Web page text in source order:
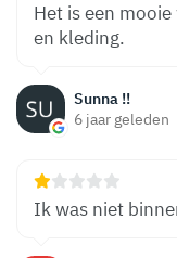
Sunna !!
6 jaar geleden
Het is een
en kleding.
Ik was niet